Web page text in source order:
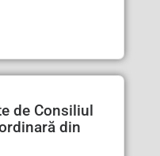
de Consiliul
din